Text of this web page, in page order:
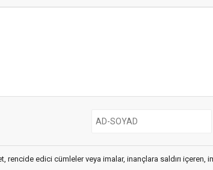
rencide edici cümleler veya imalar, inançlara saldırı içeren,